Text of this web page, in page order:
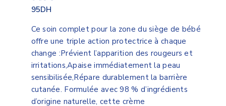
95DH
Ce soin complet pour la zone du siège de bébé
offre une triple action protectrice à chaque
change :Prévient l’apparition des rougeurs et
irritations,Apaise immédiatement la peau
sensibilisée,Répare durablement la barrière
cutanée. Formulée avec 98 % d’ingrédients
d’origine naturelle, cette crème